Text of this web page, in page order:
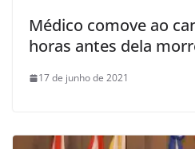
Médico comove ao
horas antes dela
17 de junho de 2021